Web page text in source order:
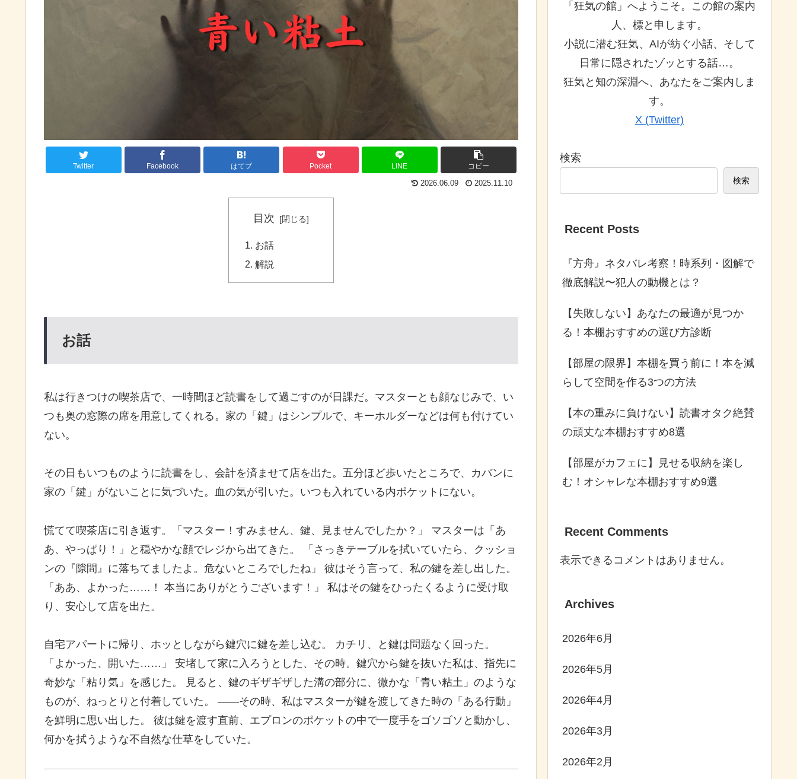
Twitter Facebook はてブ Pocket LINE コピー
2026.06.09 2025.11.10
目次
お話
解説
お話
私は行きつけの喫茶店で、一時間ほど読書をして過ごすのが日課だ。マスターとも顔なじみで、い
つも奥の窓際の席を用意してくれる。家の「鍵」はシンプルで、キーホルダーなどは何も付けてい
ない。
その日もいつものように読書をし、会計を済ませて店を出た。五分ほど歩いたところで、カバンに
家の「鍵」がないことに気づいた。血の気が引いた。いつも入れている内ポケットにない。
慌てて喫茶店に引き返す。「マスター！すみません、鍵、見ませんでしたか？」 マスターは「あ
あ、やっぱり！」と穏やかな顔でレジから出てきた。 「さっきテーブルを拭いていたら、クッショ
ンの『隙間』に落ちてましたよ。危ないところでしたね」 彼はそう言って、私の鍵を差し出した。
「ああ、よかった……！ 本当にありがとうございます！」 私はその鍵をひったくるように受け取
り、安心して店を出た。
自宅アパートに帰り、ホッとしながら鍵穴に鍵を差し込む。 カチリ、と鍵は問題なく回った。
「よかった、開いた……」 安堵して家に入ろうとした、その時。鍵穴から鍵を抜いた私は、指先に
奇妙な「粘り気」を感じた。 見ると、鍵のギザギザした溝の部分に、微かな「青い粘土」のような
ものが、ねっとりと付着していた。 ——その時、私はマスターが鍵を渡してきた時の「ある行動」
を鮮明に思い出した。 彼は鍵を渡す直前、エプロンのポケットの中で一度手をゴソゴソと動かし、
何かを拭うような不自然な仕草をしていた。
「狂気の館」へようこそ。この館の案内
人、標と申します。
小説に潜む狂気、AIが紡ぐ小話、そして
日常に隠されたゾッとする話…。
狂気と知の深淵へ、あなたをご案内しま
す。
X (Twitter)
検索
検索
Recent Posts
『方舟』ネタバレ考察！時系列・図解で
徹底解説〜犯人の動機とは？
【失敗しない】あなたの最適が見つか
る！本棚おすすめの選び方診断
【部屋の限界】本棚を買う前に！本を減
らして空間を作る3つの方法
【本の重みに負けない】読書オタク絶賛
の頑丈な本棚おすすめ8選
【部屋がカフェに】見せる収納を楽し
む！オシャレな本棚おすすめ9選
Recent Comments
表示できるコメントはありません。
Archives
2026年6月
2026年5月
2026年4月
2026年3月
2026年2月